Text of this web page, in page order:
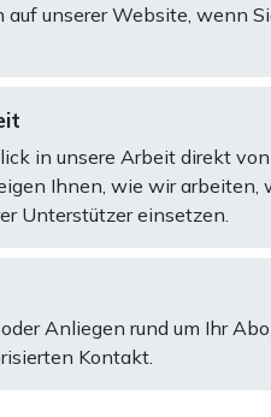
unserer Website, wenn
in unsere Arbeit direkt
Ihnen, wie wir arbeiten,
Unterstützer einsetzen.
Anliegen rund um Ihr
Kontakt.